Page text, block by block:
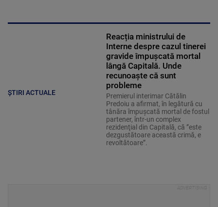
ȘTIRI ACTUALE
Reacția ministrului de
Interne despre cazul tinerei
gravide împuşcată mortal
lângă Capitală. Unde
recunoaște că sunt
probleme
Premierul interimar Cătălin
Predoiu a afirmat, în legătură cu
tânăra împuşcată mortal de fostul
partener, într-un complex
rezidenţial din Capitală, că ”este
dezgustătoare această crimă, e
revoltătoare”.